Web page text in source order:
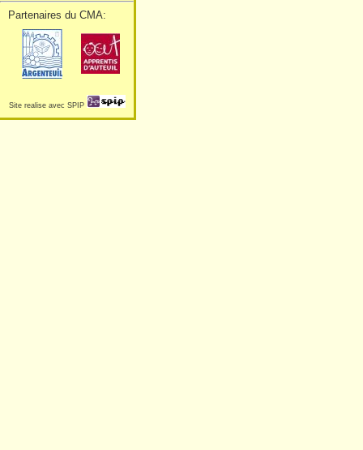
Partenaires du CMA:
Site realise avec SPIP